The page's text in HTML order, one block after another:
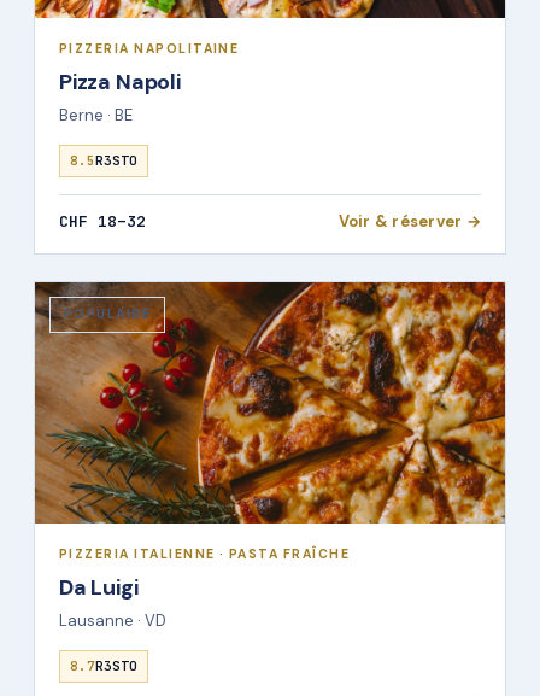
PIZZERIA NAPOLITAINE
Pizza Napoli
Berne · BE
8.5R3STO
CHF 18–32 Voir & réserver →
POPULAIRE
PIZZERIA ITALIENNE · PASTA FRAÎCHE
Da Luigi
Lausanne · VD
8.7R3STO